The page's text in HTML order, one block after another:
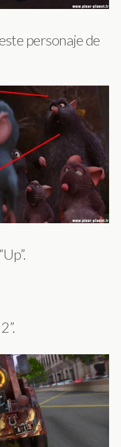
personaje de